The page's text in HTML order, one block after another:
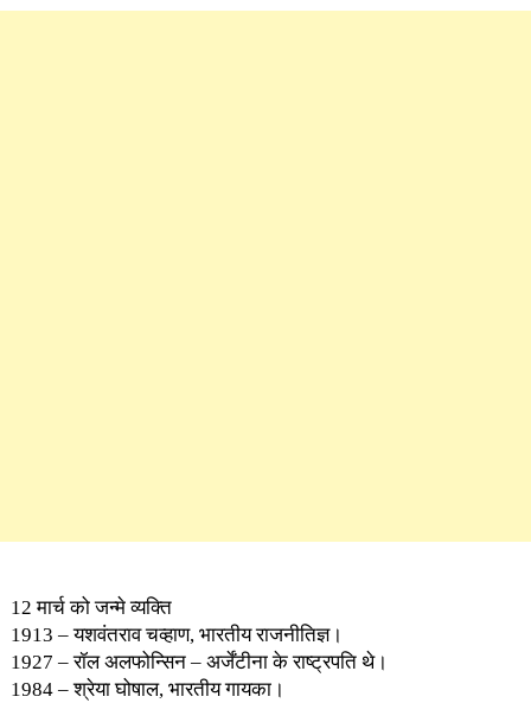
12 मार्च को जन्मे व्यक्ति
1913 – यशवंतराव चव्हाण, भारतीय राजनीतिज्ञ।
1927 – रॉल अलफोन्सिन – अर्जेंटीना के राष्ट्रपति थे।
1984 – श्रेया घोषाल, भारतीय गायका।